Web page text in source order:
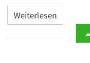
Weiterlesen